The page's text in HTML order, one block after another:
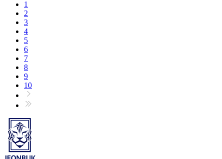
1
2
3
4
5
6
7
8
9
10